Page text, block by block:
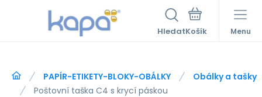
Hledat Menu
PAPÍR-ETIKETY-BLOKY-OBÁLKY
Obálky a tašky
Poštovní taška C4 s krycí páskou